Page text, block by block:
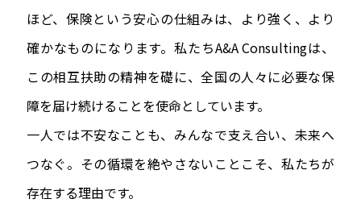
ほど、保険という安心の仕組みは、より強く、より
確かなものになります。私たちA&A Consultingは、
この相互扶助の精神を礎に、全国の人々に必要な保
障を届け続けることを使命としています。
一人では不安なことも、みんなで支え合い、未来へ
つなぐ。その循環を絶やさないことこそ、私たちが
存在する理由です。